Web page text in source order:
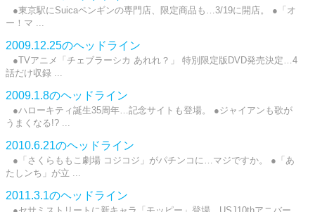
●東京駅にSuicaペンギンの専門店、限定商品も…3/19に開店。 ●「オ
ー！マ ...
2009.12.25のヘッドライン
●TVアニメ「チェブラーシカ あれれ？」 特別限定版DVD発売決定…4
話だけ収録 ...
2009.1.8のヘッドライン
●ハローキティ誕生35周年…記念サイトも登場。 ●ジャイアンも歌が
うまくなる!? ...
2010.6.21のヘッドライン
●「さくらももこ劇場 コジコジ」がパチンコに…マジですか。 ●「あ
たしンち」が立 ...
2011.3.1のヘッドライン